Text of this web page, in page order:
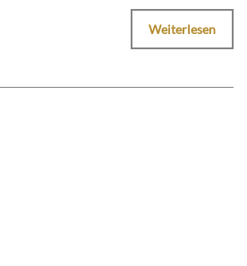
Weiterlesen